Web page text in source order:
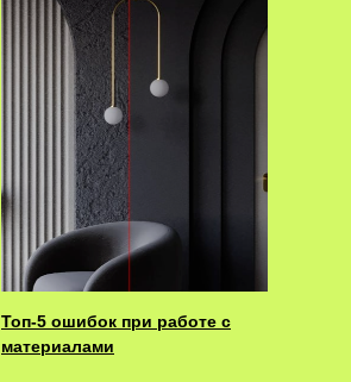
Топ-5 ошибок при работе с
материалами